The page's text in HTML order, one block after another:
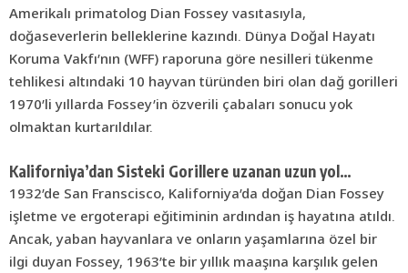
Amerikalı primatolog Dian Fossey vasıtasıyla,
doğaseverlerin belleklerine kazındı. Dünya Doğal Hayatı
Koruma Vakfı’nın (WFF) raporuna göre nesilleri tükenme
tehlikesi altındaki 10 hayvan türünden biri olan dağ gorilleri
1970’li yıllarda Fossey’in özverili çabaları sonucu yok
olmaktan kurtarıldılar.
Kaliforniya’dan Sisteki Gorillere uzanan uzun yol…
1932’de San Franscisco, Kaliforniya’da doğan Dian Fossey
işletme ve ergoterapi eğitiminin ardından iş hayatına atıldı.
Ancak, yaban hayvanlara ve onların yaşamlarına özel bir
ilgi duyan Fossey, 1963’te bir yıllık maaşına karşılık gelen